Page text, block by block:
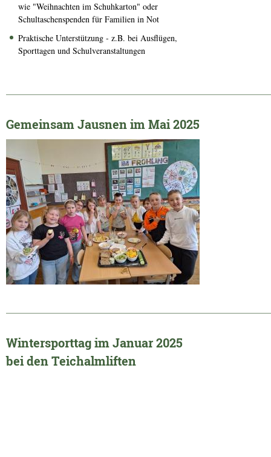
wie "Weihnachten im Schuhkarton" oder
Schultaschenspenden für Familien in Not
Praktische Unterstützung - z.B. bei Ausflügen,
Sporttagen und Schulveranstaltungen
Gemeinsam Jausnen im Mai 2025
Wintersporttag im Januar 2025
bei den Teichalmliften